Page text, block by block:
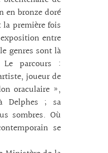
en bronze doré
la première fois
entre
genres sont là
parcours :
joueur de
oraculaire »,
Delphes ; sa
sombres. Où
se